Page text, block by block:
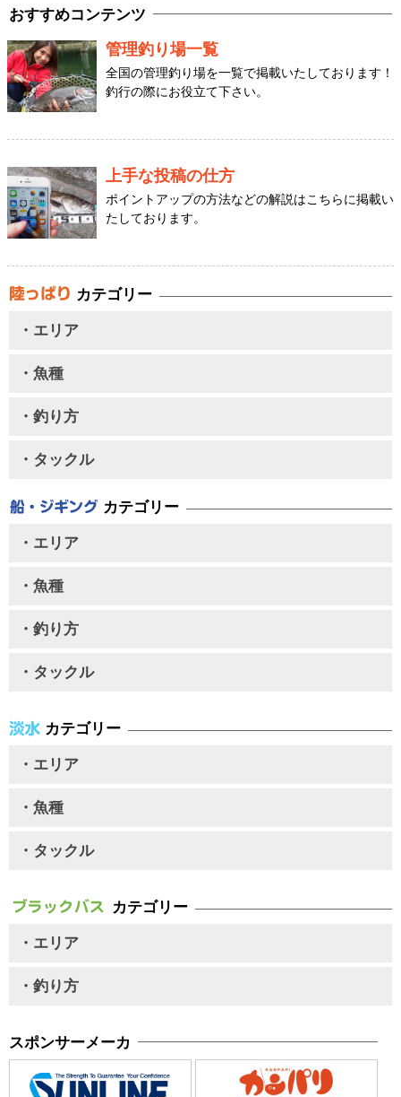
おすすめコンテンツ
管理釣り場一覧
全国の管理釣り場を一覧で掲載いたしております！
釣行の際にお役立て下さい。
上手な投稿の仕方
ポイントアップの方法などの解説はこちらに掲載い
たしております。
カテゴリー
・エリア
・魚種
・釣り方
・タックル
カテゴリー
・エリア
・魚種
・釣り方
・タックル
カテゴリー
・エリア
・魚種
・タックル
カテゴリー
・エリア
・釣り方
スポンサーメーカ